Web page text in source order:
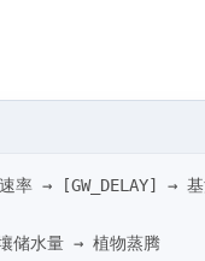
率 → [GW_DELAY] → 基
水量 → 植物蒸腾